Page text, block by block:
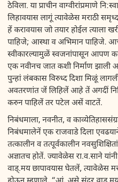
ठेविला. या प्राचीन वाग्वीरांप्रमाणे
लिहावयास लागूं त्यावेळेस मराठी
हें करावयास जो तयार होईल त्याला
पाहिजे; आस्था व अभिमान पाहिजे.
स्वीकारल्यामुळें स्वजनांपासून आपण
एक नवीनच जात कशी निर्माण
पुन्हां लंबकास विरुध्द दिशा मिळूं
अवतरणांत जें लिहिलें आहे तें अगदीं
करुन पाहिलें तर पटेल असें वाटतें.
निबंधमाला, नवनीत, व
निबंधमालेनें एक राजवाडे दिला
तत्कालीन व तत्पूर्वकालीन
अज्ञातच होतें. ज्यावेळेस रा.व.साने
वाड्.मय छापावयास घेतलें, त्यावेळेस